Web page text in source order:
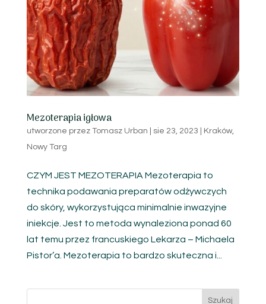
Mezoterapia igłowa
utworzone przez Tomasz Urban sie 23, 2023 Kraków,
Nowy Targ
CZYM JEST MEZOTERAPIA Mezoterapia to
technika podawania preparatów odżywczych
do skóry, wykorzystująca minimalnie inwazyjne
iniekcje. Jest to metoda wynaleziona ponad 60
lat temu przez francuskiego Lekarza – Michaela
Pistor’a. Mezoterapia to bardzo skuteczna i...